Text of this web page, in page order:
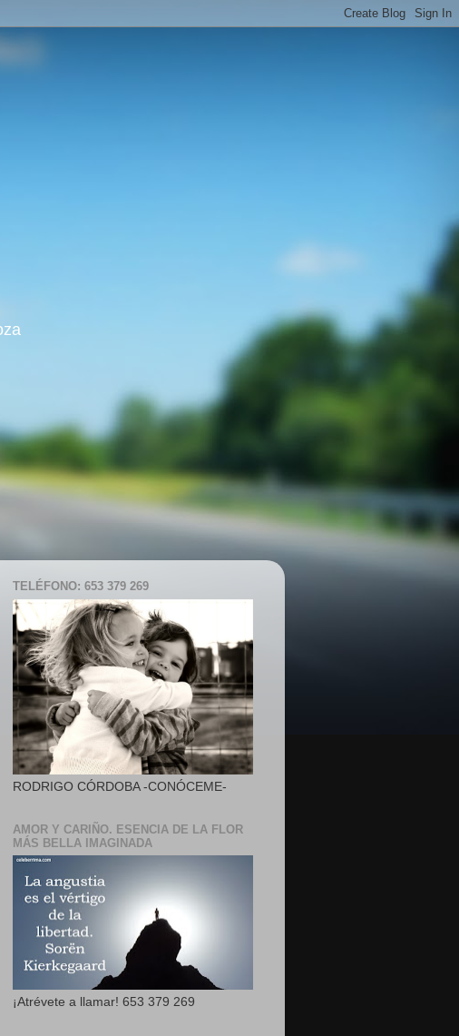
TELÉFONO: 653 379 269
RODRIGO CÓRDOBA -CONÓCEME-
AMOR Y CARIÑO. ESENCIA DE LA FLOR
MÁS BELLA IMAGINADA
¡Atrévete a llamar! 653 379 269